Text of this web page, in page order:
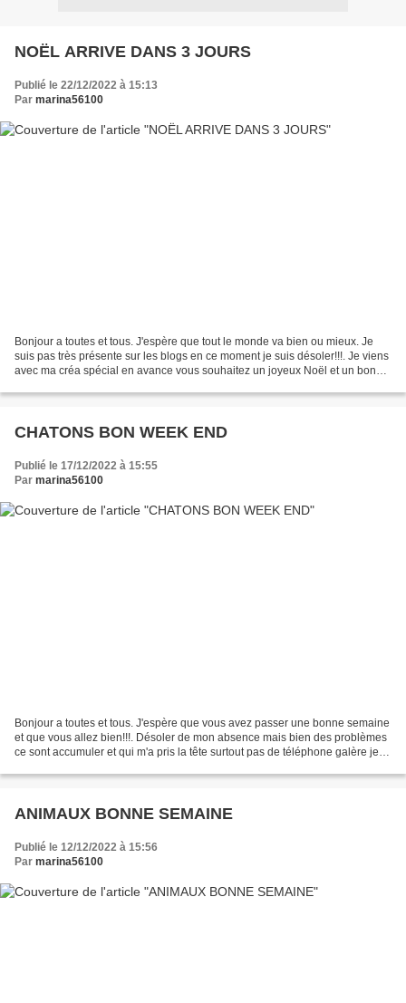
NOËL ARRIVE DANS 3 JOURS
Publié le 22/12/2022 à 15:13
Par marina56100
Bonjour a toutes et tous. J'espère que tout le monde va bien ou mieux. Je
suis pas très présente sur les blogs en ce moment je suis désoler!!!. Je viens
avec ma créa spécial en avance vous souhaitez un joyeux Noël et un bon
CHATONS BON WEEK END
Publié le 17/12/2022 à 15:55
Par marina56100
Bonjour a toutes et tous. J'espère que vous avez passer une bonne semaine
et que vous allez bien!!!. Désoler de mon absence mais bien des problèmes
ce sont accumuler et qui m'a pris la tête surtout pas de téléphone galère je
ANIMAUX BONNE SEMAINE
Publié le 12/12/2022 à 15:56
Par marina56100